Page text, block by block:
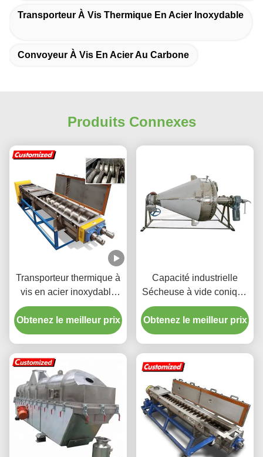
Transporteur À Vis Thermique En Acier Inoxydable
Convoyeur À Vis En Acier Au Carbone
Produits Connexes
Transporteur thermique à
vis en acier inoxydable
CH0003 Transfert de
chaleur Pour les
exigences OEM
Obtenez le meilleur prix
Capacité industrielle
Sécheuse à vide conique
avec séchage sous vide
et forme conique pour
séchage de poudre et de
Obtenez le meilleur prix